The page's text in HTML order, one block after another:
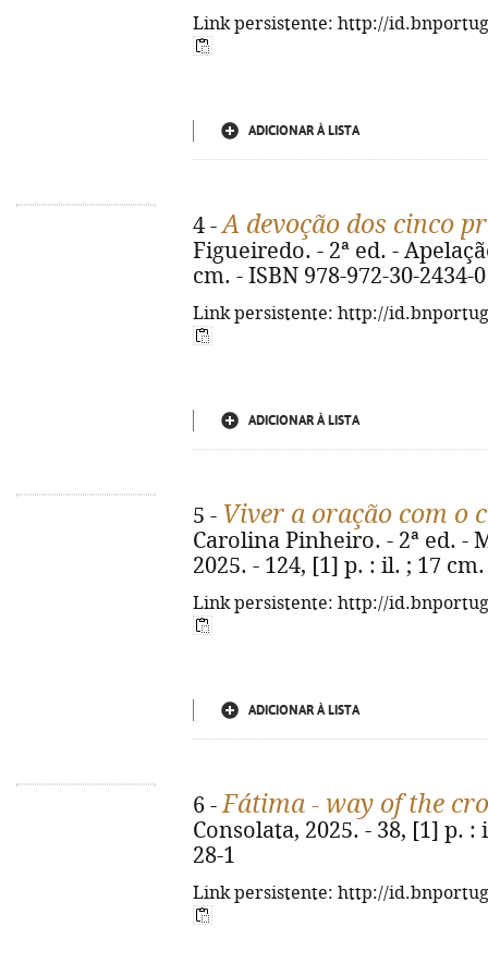
Link persistente: http://
ADICIONAR À LISTA
4 -A devoção dos cinco
Figueiredo. - 2ª ed. -
cm. - ISBN 978-972-30-2434-0
Link persistente: http://
ADICIONAR À LISTA
5 - Viver a oração com o
Carolina Pinheiro. - 2ª ed. -
2025. - 124, [1] p. : il. ; 17
Link persistente: http://
ADICIONAR À LISTA
6 -Fátima - way of the
Consolata, 2025. - 38, [1] p. :
28-1
Link persistente: http://